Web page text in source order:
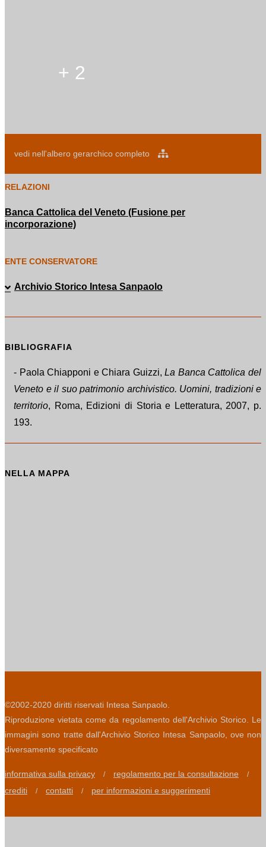
+ 2
vedi nell'albero gerarchico completo
RELAZIONI
Banca Cattolica del Veneto (Fusione per
incorporazione)
ENTE CONSERVATORE
Archivio Storico Intesa Sanpaolo
BIBLIOGRAFIA
- Paola Chiapponi e Chiara Guizzi,La Banca Cattolica del
Veneto e il suo patrimonio archivistico. Uomini, tradizioni e
territorio, Roma, Edizioni di Storia e Letteratura, 2007, p.
193.
NELLA MAPPA
©2002-2020 diritti riservati Intesa Sanpaolo.
Riproduzione vietata come da regolamento dell'Archivio Storico. Le
immagini sono tratte dall'Archivio Storico Intesa Sanpaolo, ove non
diversamente specificato
informativa sulla privacy / regolamento per la consultazione /
crediti / contatti / per informazioni e suggerimenti